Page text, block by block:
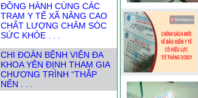
ĐỒNG HÀNH CÙNG CÁC
TRẠM Y TẾ XÃ NÂNG CAO
CHẤT LƯỢNG CHĂM SÓC
SỨC KHỎE . . .
CHI ĐOÀN BỆNH VIỆN ĐA
KHOA YÊN ĐỊNH THAM GIA
CHƯƠNG TRÌNH “THẮP
NẾN . . .